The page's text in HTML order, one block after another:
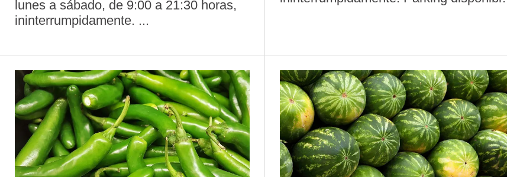
lunes a sábado, de 9:00 a 21:30 horas,
ininterrumpidamente. ...